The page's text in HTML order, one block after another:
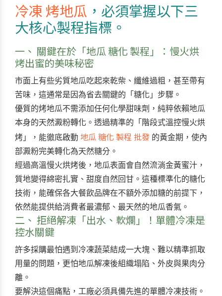
冷凍 烤地瓜 ，必須掌握以下三
大核心製程指標。
一、 關鍵在於「地瓜 糖化 製程」：慢火烘
烤出蜜的美味秘密
市面上有些劣質地瓜吃起來乾柴、纖維過粗，甚至帶有
苦味，這通常是因為省去關鍵的「糖化」步驟。
優質的烤地瓜不需添加任何化學甜味劑，純粹依賴地瓜
本身的天然澱粉轉化。透過精準的「階段式溫控慢火烘
烤」，能徹底啟動 地瓜 糖化 製程 批發 的黃金期，使內
部澱粉完美轉化為天然糖分。
經過高溫慢火烘烤後，地瓜表面會自然流淌金黃蜜汁，
質地變得綿密扎實、甜度自然回甘。這種標準化的糖化
技術，能確保各大餐飲品牌在不額外添加糖的前提下，
依然能提供給消費者最濃郁、最天然的地瓜香氣。
二、 拒絕解凍「出水、軟爛」！單體冷凍是
控水關鍵
許多採購最怕遇到冷凍蔬菜結成一大塊、難以精準抓取
用量的問題，更怕地瓜解凍後組織塌陷、外皮與果肉分
離。
要解決這個痛點，工廠必須具備先進的單體冷凍技術。